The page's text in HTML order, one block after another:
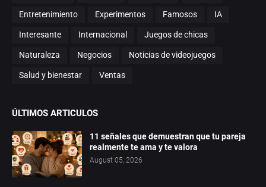
Entretenimiento Experimentos Famosos IA
Interesante Internacional Juegos de chicas
Naturaleza Negocios Noticias de videojuegos
Salud y bienestar Ventas
ÚLTIMOS ARTICULOS
11 señales que demuestran que tu pareja
realmente te ama y te valora
August 05, 2026